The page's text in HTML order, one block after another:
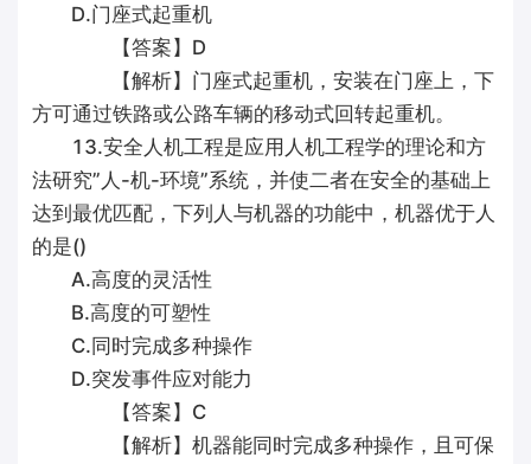
D.门座式起重机
【答案】D
【解析】门座式起重机，安装在门座上，下
方可通过铁路或公路车辆的移动式回转起重机。
13.安全人机工程是应用人机工程学的理论和方
法研究”人-机-环境”系统，并使二者在安全的基础上
达到最优匹配，下列人与机器的功能中，机器优于人
的是()
A.高度的灵活性
B.高度的可塑性
C.同时完成多种操作
D.突发事件应对能力
【答案】C
【解析】机器能同时完成多种操作，且可保